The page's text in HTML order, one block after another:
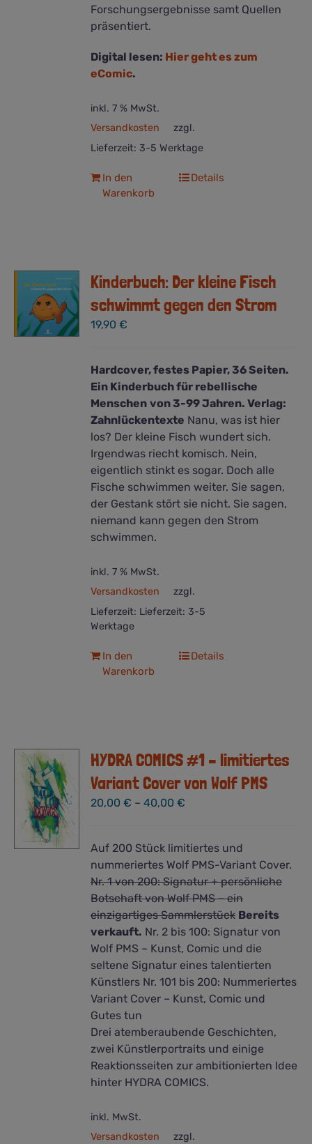
Forschungsergebnisse samt Quellen
präsentiert.
Digital lesen: Hier geht es zum
eComic.
inkl. 7 % MwSt.
zzgl.
Versandkosten
Lieferzeit: 3-5 Werktage
In den
Warenkorb
Details
Kinderbuch: Der kleine Fisch
schwimmt gegen den Strom
19,90€
Hardcover, festes Papier, 36 Seiten.
Ein Kinderbuch für rebellische
Menschen von 3-99 Jahren. Verlag:
Zahnlückentexte Nanu, was ist hier
los? Der kleine Fisch wundert sich.
Irgendwas riecht komisch. Nein,
eigentlich stinkt es sogar. Doch alle
Fische schwimmen weiter. Sie sagen,
der Gestank stört sie nicht. Sie sagen,
niemand kann gegen den Strom
schwimmen.
inkl. 7 % MwSt.
zzgl.
Versandkosten
Lieferzeit: Lieferzeit: 3-5
Werktage
In den
Warenkorb
Details
HYDRA COMICS #1 – limitiertes
Variant Cover von Wolf PMS
20,00€ –40,00€
Auf 200 Stück limitiertes und
nummeriertes Wolf PMS-Variant Cover.
Nr. 1 von 200: Signatur + persönliche
Botschaft von Wolf PMS – ein
einzigartiges Sammlerstück Bereits
verkauft. Nr. 2 bis 100: Signatur von
Wolf PMS – Kunst, Comic und die
seltene Signatur eines talentierten
Künstlers Nr. 101 bis 200: Nummeriertes
Variant Cover – Kunst, Comic und
Gutes tun
Drei atemberaubende Geschichten,
zwei Künstlerportraits und einige
Reaktionsseiten zur ambitionierten Idee
hinter HYDRA COMICS.
inkl. MwSt.
zzgl.
Versandkosten